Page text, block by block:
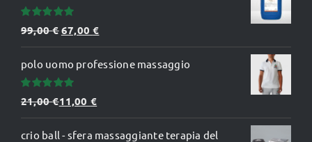
Valutato
5.00su 5
99,00€Il
prezzo
originale
era:
99,00 €.
67,00€
prezzo
attuale
polo uomo professione massaggio
Valutato
5.00su 5
21,00€11,00 €
crio ball - sfera massaggiante terapia del